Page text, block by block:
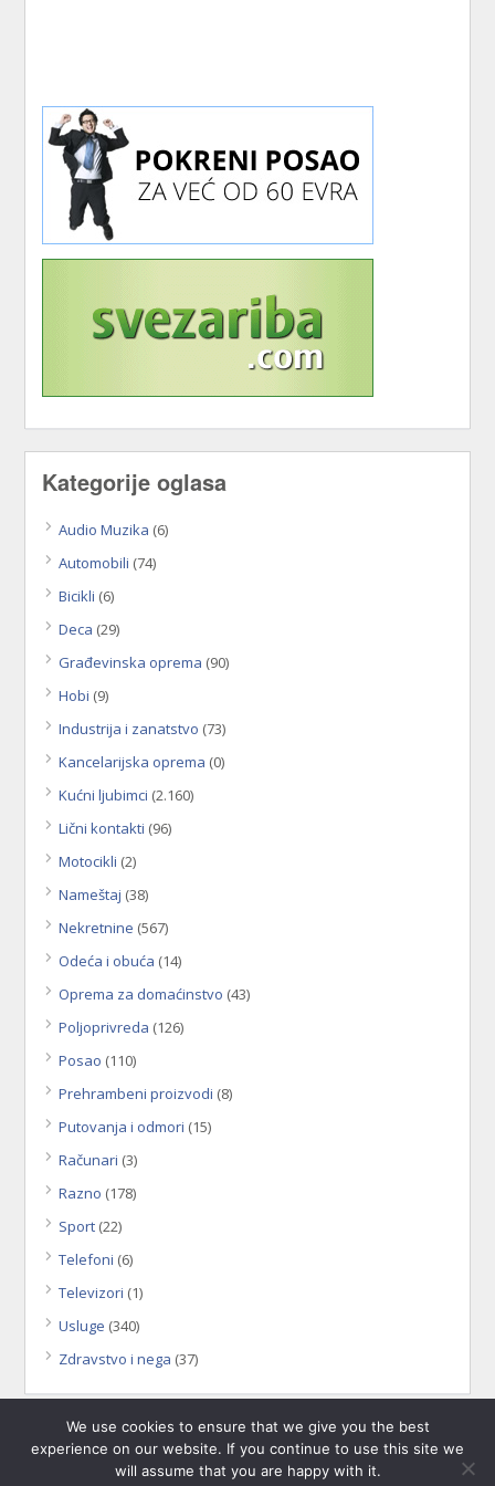
Kategorije oglasa
Audio Muzika (6)
Automobili (74)
Bicikli (6)
Deca (29)
Građevinska oprema (90)
Hobi (9)
Industrija i zanatstvo (73)
Kancelarijska oprema (0)
Kućni ljubimci (2.160)
Lični kontakti (96)
Motocikli (2)
Nameštaj (38)
Nekretnine (567)
Odeća i obuća (14)
Oprema za domaćinstvo (43)
Poljoprivreda (126)
Posao (110)
Prehrambeni proizvodi (8)
Putovanja i odmori (15)
Računari (3)
Razno (178)
Sport (22)
Telefoni (6)
Televizori (1)
Usluge (340)
Zdravstvo i nega (37)
©2013 - 2026Moj Zrenjanin. Sva prava zadržana.
We use cookies to ensure that we give you the best
experience on our website. If you continue to use this site we
will assume that you are happy with it.